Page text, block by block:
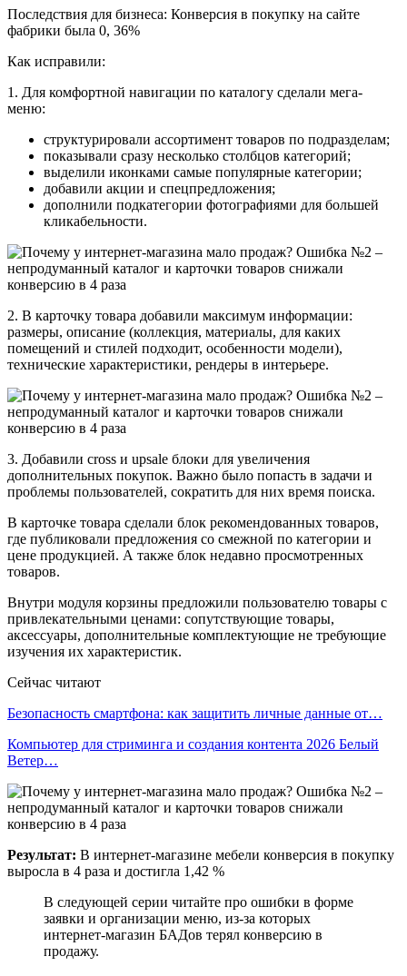
Последствия для бизнеса: Конверсия в покупку на сайте
фабрики была 0, 36%
Как исправили:
1. Для комфортной навигации по каталогу сделали мега-
меню:
структурировали ассортимент товаров по подразделам;
показывали сразу несколько столбцов категорий;
выделили иконками самые популярные категории;
добавили акции и спецпредложения;
дополнили подкатегории фотографиями для большей
кликабельности.
2. В карточку товара добавили максимум информации:
размеры, описание (коллекция, материалы, для каких
помещений и стилей подходит, особенности модели),
технические характеристики, рендеры в интерьере.
3. Добавили cross и upsale блоки для увеличения
дополнительных покупок. Важно было попасть в задачи и
проблемы пользователей, сократить для них время поиска.
В карточке товара сделали блок рекомендованных товаров,
где публиковали предложения со смежной по категории и
цене продукцией. А также блок недавно просмотренных
товаров.
Внутри модуля корзины предложили пользователю товары с
привлекательными ценами: сопутствующие товары,
аксессуары, дополнительные комплектующие не требующие
изучения их характеристик.
Сейчас читают
Безопасность смартфона: как защитить личные данные от…
Компьютер для стриминга и создания контента 2026 Белый
Ветер…
Результат: В интернет-магазине мебели конверсия в покупку
выросла в 4 раза и достигла 1,42 %
В следующей серии читайте про ошибки в форме
заявки и организации меню, из-за которых
интернет-магазин БАДов терял конверсию в
продажу.